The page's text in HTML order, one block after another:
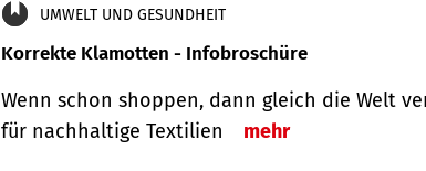
UMWELT UND GESUNDHEIT
Korrekte Klamotten - Infobroschüre
Wenn schon shoppen, dann gleich die Welt
für nachhaltige Textilien
mehr